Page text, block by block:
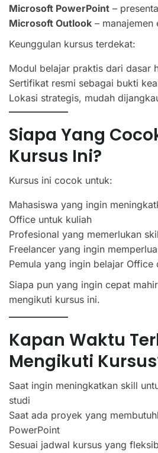
Microsoft PowerPoint –
Microsoft Outlook – manajemen
Keunggulan kursus terdekat:
Modul belajar praktis dari dasar
Sertifikat resmi sebagai bukti
Lokasi strategis, mudah
Siapa Yang
Kursus Ini?
Kursus ini cocok untuk:
Mahasiswa yang ingin
Office untuk kuliah
Profesional yang memerlukan
Freelancer yang ingin
Pemula yang ingin belajar Office
Siapa pun yang ingin cepat
mengikuti kursus ini.
Kapan Waktu
Mengikuti
Saat ingin meningkatkan skill
studi
Saat ada proyek yang
PowerPoint
Sesuai jadwal kursus yang